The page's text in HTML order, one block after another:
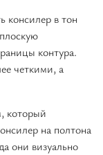
консилер в тон
контура.
четкими, а
который
на полтона
они визуально